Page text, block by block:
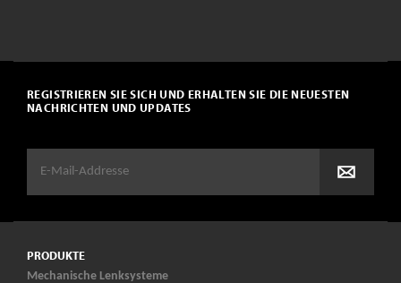
REGISTRIEREN SIE SICH UND ERHALTEN SIE DIE NEUESTEN
NACHRICHTEN UND UPDATES
PRODUKTE
Mechanische Lenksysteme